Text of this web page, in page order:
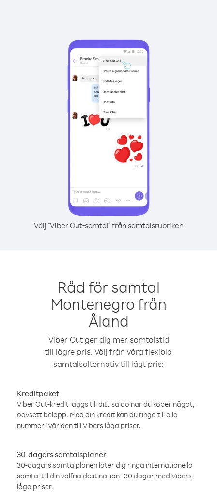
Välj "Viber Out-samtal" från samtalsrubriken
Råd för samtal
Montenegro från
Åland
Viber Out ger dig mer samtalstid
till lägre pris. Välj från våra flexibla
samtalsalternativ till lågt pris:
Kreditpaket
Viber Out-kredit läggs till ditt saldo när du köper något,
oavsett belopp. Med din kredit kan du ringa till alla
nummer i världen till Vibers låga priser.
30-dagars samtalsplaner
30-dagars samtalplanen låter dig ringa internationella
samtal till din valfria destination i 30 dagar med Vibers
låga priser.